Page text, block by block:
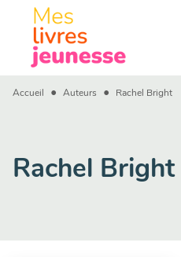
MENU
PIED DE PAGE
Accueil • Auteurs • Rachel Bright
Rachel Bright